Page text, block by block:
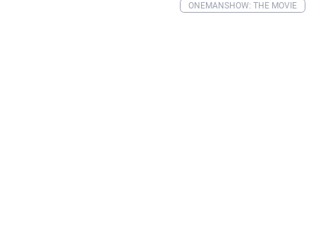
ONEMANSHOW: THE MOVIE